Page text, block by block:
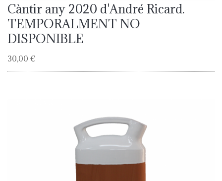
Càntir any 2020 d'André Ricard.
TEMPORALMENT NO
DISPONIBLE
30,00 €